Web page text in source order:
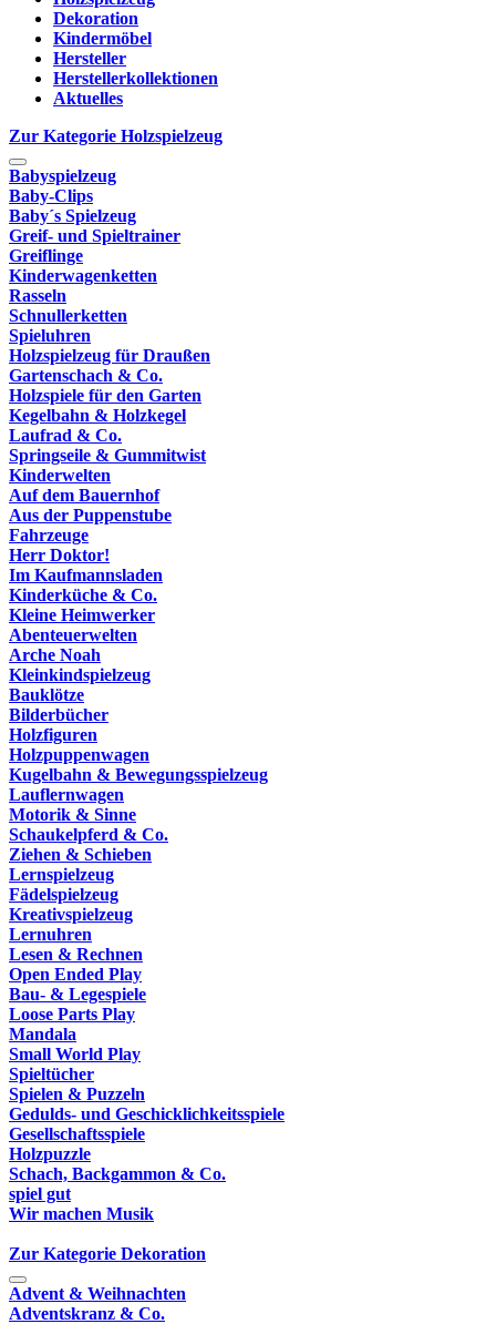
Dekoration
Kindermöbel
Hersteller
Herstellerkollektionen
Aktuelles
Zur Kategorie Holzspielzeug
Babyspielzeug
Baby-Clips
Baby´s Spielzeug
Greif- und Spieltrainer
Greiflinge
Kinderwagenketten
Rasseln
Schnullerketten
Spieluhren
Holzspielzeug für Draußen
Gartenschach & Co.
Holzspiele für den Garten
Kegelbahn & Holzkegel
Laufrad & Co.
Springseile & Gummitwist
Kinderwelten
Auf dem Bauernhof
Aus der Puppenstube
Fahrzeuge
Herr Doktor!
Im Kaufmannsladen
Kinderküche & Co.
Kleine Heimwerker
Abenteuerwelten
Arche Noah
Kleinkindspielzeug
Bauklötze
Bilderbücher
Holzfiguren
Holzpuppenwagen
Kugelbahn & Bewegungsspielzeug
Lauflernwagen
Motorik & Sinne
Schaukelpferd & Co.
Ziehen & Schieben
Lernspielzeug
Fädelspielzeug
Kreativspielzeug
Lernuhren
Lesen & Rechnen
Open Ended Play
Bau- & Legespiele
Loose Parts Play
Mandala
Small World Play
Spieltücher
Spielen & Puzzeln
Gedulds- und Geschicklichkeitsspiele
Gesellschaftsspiele
Holzpuzzle
Schach, Backgammon & Co.
spiel gut
Wir machen Musik
Zur Kategorie Dekoration
Advent & Weihnachten
Adventskranz & Co.